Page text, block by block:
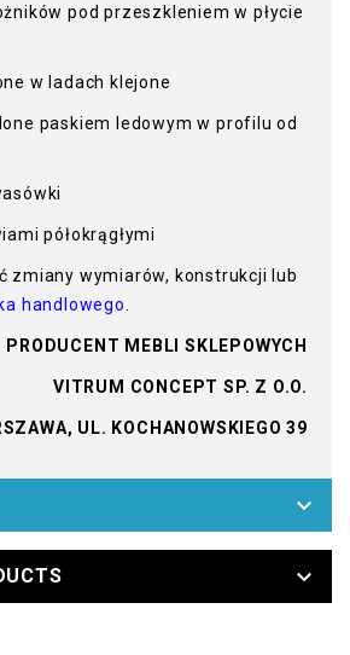
pod przeszkleniem w płycie
w ladach klejone
paskiem ledowym w profilu od
półokrągłymi
zmiany wymiarów, konstrukcji lub
handlowego
PRODUCENT MEBLI SKLEPOWYCH
VITRUM CONCEPT SP. Z O.O.
UL. KOCHANOWSKIEGO 39

